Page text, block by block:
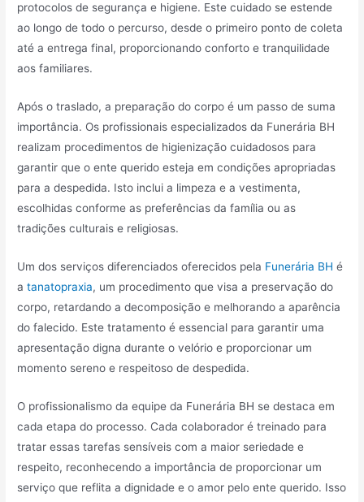
protocolos de segurança e higiene. Este cuidado se estende
ao longo de todo o percurso, desde o primeiro ponto de coleta
até a entrega final, proporcionando conforto e tranquilidade
aos familiares.
Após o traslado, a preparação do corpo é um passo de suma
importância. Os profissionais especializados da Funerária BH
realizam procedimentos de higienização cuidadosos para
garantir que o ente querido esteja em condições apropriadas
para a despedida. Isto inclui a limpeza e a vestimenta,
escolhidas conforme as preferências da família ou as
tradições culturais e religiosas.
Um dos serviços diferenciados oferecidos pela Funerária BH é
atanatopraxia, um procedimento que visa a preservação do
corpo, retardando a decomposição e melhorando a aparência
do falecido. Este tratamento é essencial para garantir uma
apresentação digna durante o velório e proporcionar um
momento sereno e respeitoso de despedida.
O profissionalismo da equipe da Funerária BH se destaca em
cada etapa do processo. Cada colaborador é treinado para
tratar essas tarefas sensíveis com a maior seriedade e
respeito, reconhecendo a importância de proporcionar um
serviço que reflita a dignidade e o amor pelo ente querido. Isso